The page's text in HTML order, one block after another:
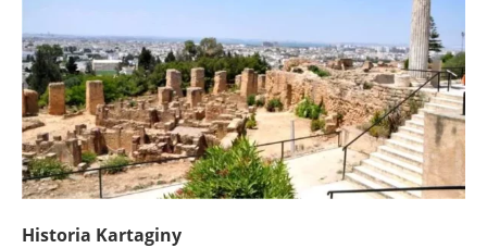
Historia Kartaginy